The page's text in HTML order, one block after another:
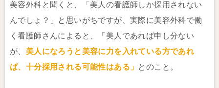
美容外科と聞くと、「美人の看護師しか採用されない
んでしょ？」と思いがちですが、実際に美容外科で働
く看護師さんによると、「美人であれば申し分ない
が、 美人になろうと美容に力を入れている方であれ
ば、十分採用される可能性はある」 とのこと。